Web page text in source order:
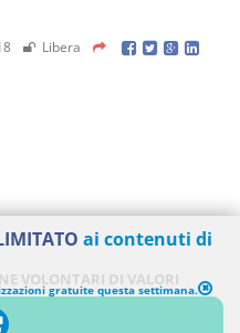
Libera
VOLONTARI DI VALORI
ai contenuti di
gratuite questa settimana.